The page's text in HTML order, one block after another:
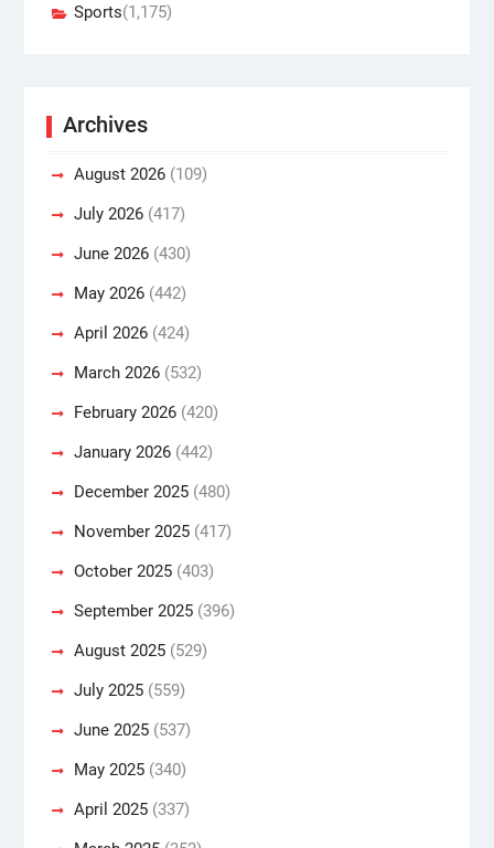
Sports(1,175)
Archives
August 2026(109)
July 2026(417)
June 2026(430)
May 2026(442)
April 2026(424)
March 2026(532)
February 2026(420)
January 2026(442)
December 2025(480)
November 2025(417)
October 2025(403)
September 2025(396)
August 2025(529)
July 2025(559)
June 2025(537)
May 2025(340)
April 2025(337)